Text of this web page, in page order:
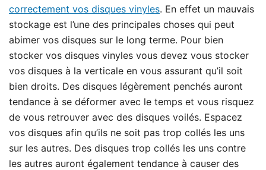
correctement vos disques vinyles. En effet un mauvais
stockage est l’une des principales choses qui peut
abimer vos disques sur le long terme. Pour bien
stocker vos disques vinyles vous devez vous stocker
vos disques à la verticale en vous assurant qu’il soit
bien droits. Des disques légèrement penchés auront
tendance à se déformer avec le temps et vous risquez
de vous retrouver avec des disques voilés. Espacez
vos disques afin qu’ils ne soit pas trop collés les uns
sur les autres. Des disques trop collés les uns contre
les autres auront également tendance à causer des